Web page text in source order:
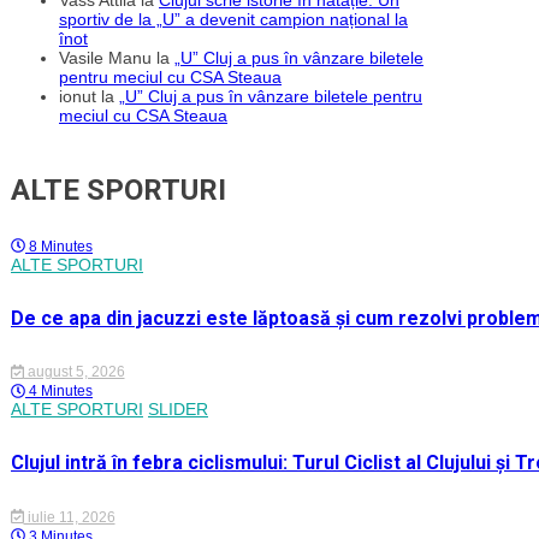
sportiv de la „U” a devenit campion național la
înot
Vasile Manu la
„U” Cluj a pus în vânzare biletele
pentru meciul cu CSA Steaua
ionut la
„U” Cluj a pus în vânzare biletele pentru
meciul cu CSA Steaua
ALTE SPORTURI
8 Minutes
ALTE SPORTURI
De ce apa din jacuzzi este lăptoasă și cum rezolvi
august 5, 2026
4 Minutes
ALTE SPORTURI SLIDER
Clujul intră în febra ciclismului: Turul Ciclist al Clujului și
iulie 11, 2026